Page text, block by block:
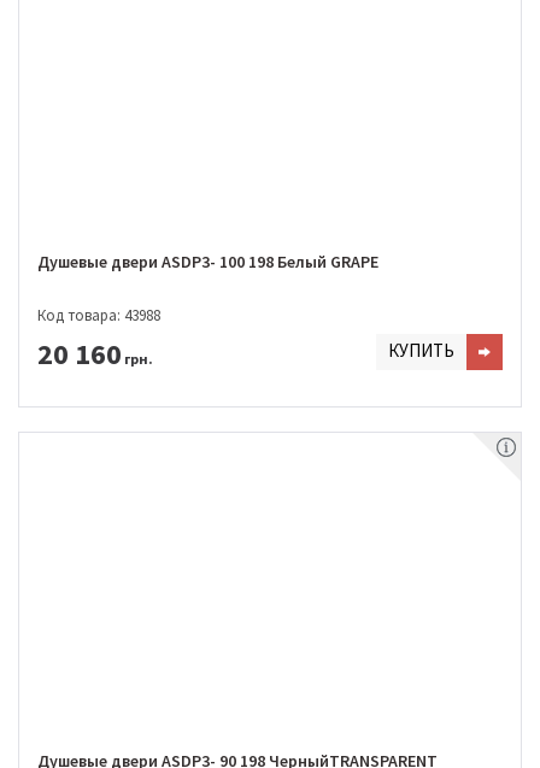
Душевые двери ASDP3- 100 198 Белый GRAPE
Код товара: 43988
20 160 грн. КУПИТЬ
Душевые двери ASDP3- 90 198 ЧерныйTRANSPARENT